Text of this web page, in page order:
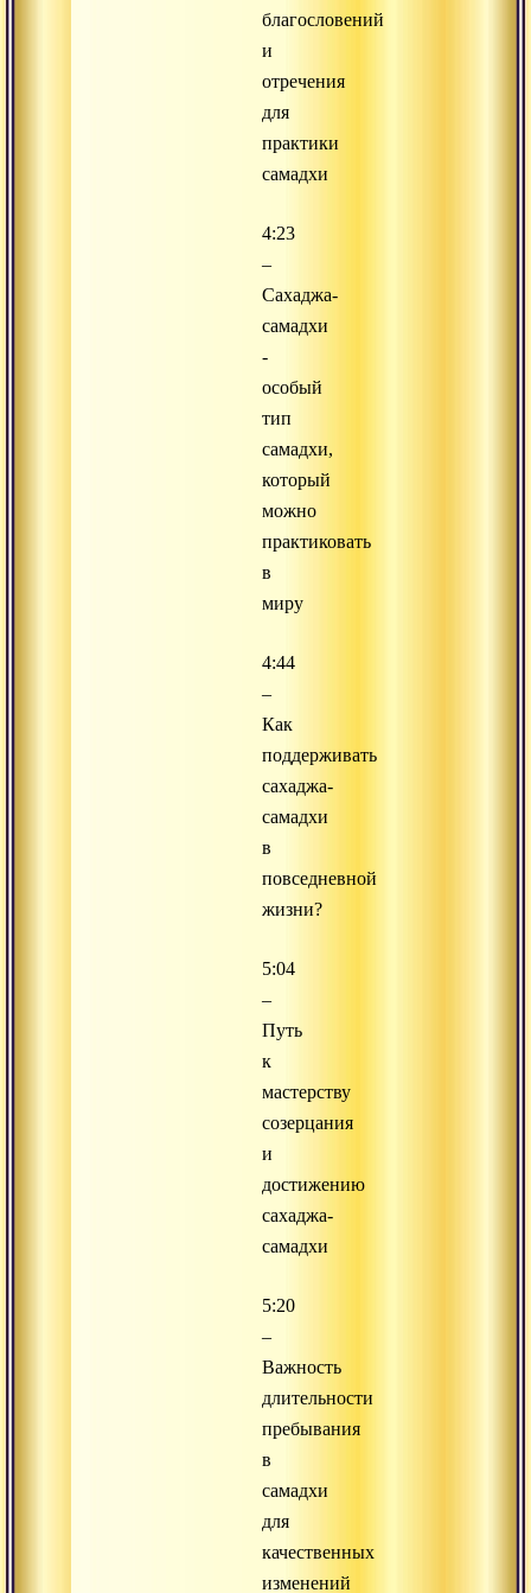
благословений
и
отречения
для
практики
самадхи
4:23
–
Сахаджа-
самадхи
-
особый
тип
самадхи,
который
можно
практиковать
в
миру
4:44
–
Как
поддерживать
сахаджа-
самадхи
в
повседневной
жизни?
5:04
–
Путь
к
мастерству
созерцания
и
достижению
сахаджа-
самадхи
5:20
–
Важность
длительности
пребывания
в
самадхи
для
качественных
изменений